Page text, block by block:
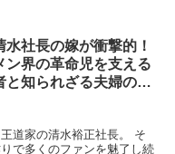
水社長の嫁が衝撃的！
ン界の革命児を支える
と知られざる夫婦の絆
道家の清水裕正社長。 そ
で多くのファンを魅了し続